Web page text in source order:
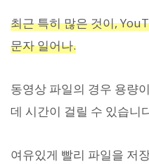
최근 특히 많은 것이,
문자 일어나.
동영상 파일의 경우 용량
데 시간이 걸릴 수 있습니
여유있게 빨리 파일을 저